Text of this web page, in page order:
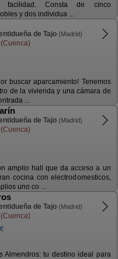
facilidad. Consta de cinco
y dos individua ...
de Tajo (Madrid)
buscar aparcamiento! Tenemos
de la vivienda y una cámara de
...
de Tajo (Madrid)
amplio hall que da acceso a un
cocina con electrodomesticos,
uno co ...
de Tajo (Madrid)
Almendros: tu destino ideal para